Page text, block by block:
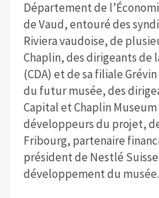
Département de
de Vaud, entouré des
Riviera vaudoise, de
Chaplin, des dirigeants de
(CDA) et de sa filiale
du futur musée, des
Capital et Chaplin
développeurs du projet,
Fribourg, partenaire
président de Nestlé
développement du musée.